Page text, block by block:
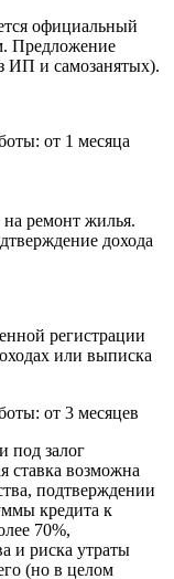
официальный
Предложение
ИП и самозанятых).
от 1 месяца
ремонт жилья.
дохода
регистрации
или выписка
от 3 месяцев
под залог
ставка возможна
подтверждении
кредита к
70%,
и риска утраты
(но в целом